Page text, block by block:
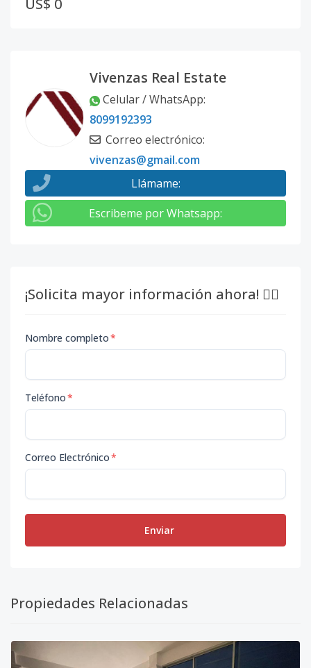
US$ 0
Vivenzas Real Estate
Celular / WhatsApp:
8099192393
Correo electrónico:
vivenzas@gmail.com
Llámame:
Escribeme por Whatsapp:
¡Solicita mayor información ahora! 👇🏽
Nombre completo*
Teléfono*
Correo Electrónico*
Enviar
Propiedades Relacionadas